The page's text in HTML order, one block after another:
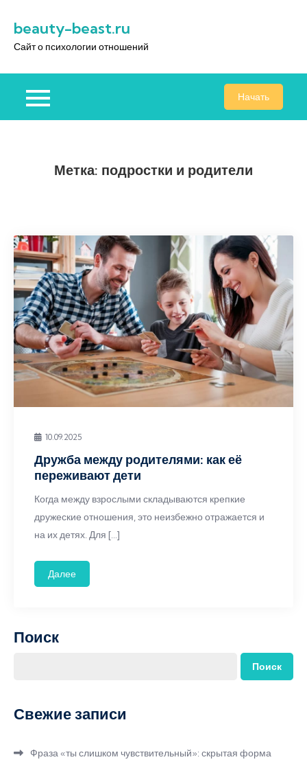
содержимому
beauty-beast.ru
Сайт о психологии отношений
Начать
Метка: подростки и родители
10.09.2025
Дружба между родителями: как её
переживают дети
Когда между взрослыми складываются крепкие
дружеские отношения, это неизбежно отражается и
на их детях. Для […]
Далее
Поиск
Поиск
Свежие записи
Фраза «ты слишком чувствительный»: скрытая форма